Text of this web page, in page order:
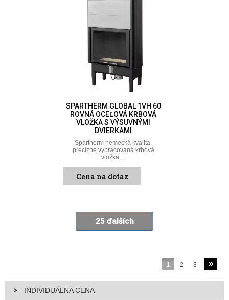
SPARTHERM GLOBAL 1VH 60
ROVNÁ OCEĽOVÁ KRBOVÁ
VLOŽKA S VÝSUVNÝMI
DVIERKAMI
Spartherm nemecká kvalita,
precízne vypracovaná krbová
vložka ...
Cena na dotaz
25 ďalších
1 2 3
INDIVIDUÁLNA CENA